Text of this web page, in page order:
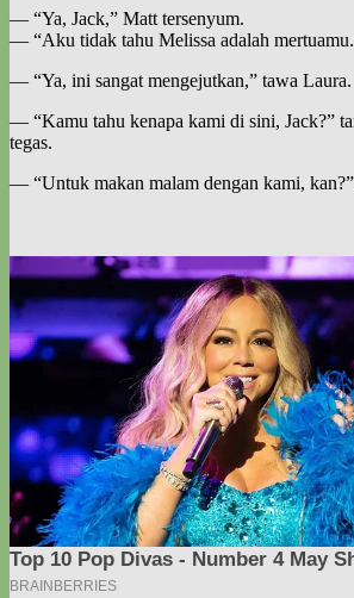
— “Ya, Jack,” Matt tersenyum.
— “Aku tidak tahu Melissa adalah
— “Ya, ini sangat mengejutkan,” tawa Laura.
— “Kamu tahu kenapa kami di sini, Jack?”
tegas.
— “Untuk makan malam dengan kami,